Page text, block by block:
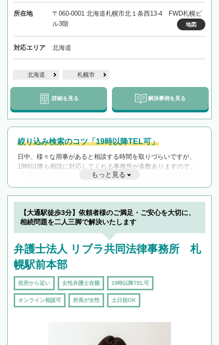
所在地
〒060-0001 北海道札幌市北１条西13-4 FWD札幌ビ
ル3階
地図
対応エリア 北海道
北海道 札幌市
詳細を見る 解決事例を見る
絞り込み検索のコツ「19時以降TEL可」
日中、様々な用事があると相談する時間を取りづらいですが、
19時以降も相談に対応してくれる事務所が多数ありますので、
遅い時間の相談が増えそうな場合はそのような事務所に絞り込
んで検索してみましょう。
19時以降TEL可の条件
を加えて再検索
もっと見る
【大通駅徒歩3分】依頼者様のご満足・ご安心を大切に、
相続問題を二人三脚で解決いたします
弁護士法人 リブラ共同法律事務所 札
幌駅前本部
役所から近い 女性弁護士在籍 19時以降TEL可
オンライン相談可 所長が女性 土日祝OK